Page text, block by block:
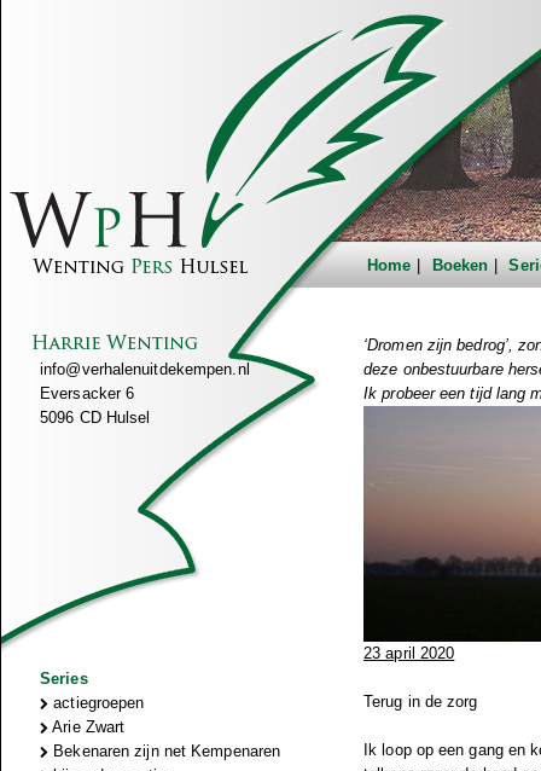
Home Boeken
info@verhalenuitdekempen.nl
Eversacker 6
5096 CD Hulsel
Series
actiegroepen
Arie Zwart
Bekenaren zijn net Kempenaren
‘Dromen zijn bedrog’,
deze onbestuurbare
Ik probeer een tijd lang
23 april 2020
Terug in de zorg
Ik loop op een gang en